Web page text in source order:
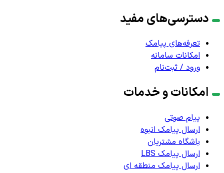
دسترسی‌های مفید
تعرفه‌های پیامک
امکانات سامانه
ورود / ثبت‌نام
امکانات و خدمات
پیام صوتی
ارسال پیامک انبوه
باشگاه مشتریان
ارسال پیامک LBS
ارسال پیامک منطقه ای